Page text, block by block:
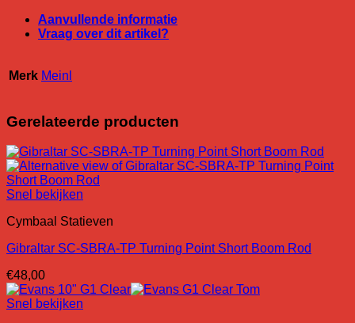
Aanvullende informatie
Vraag over dit artikel?
Merk Meinl
Gerelateerde producten
Snel bekijken
Cymbaal Statieven
Gibraltar SC-SBRA-TP Turning Point Short Boom Rod
€48,00
Snel bekijken